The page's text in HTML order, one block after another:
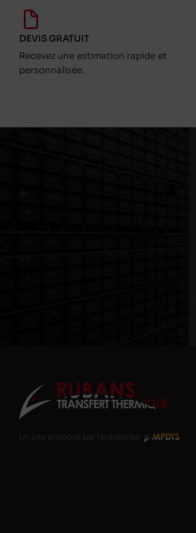
DEVIS GRATUIT
Recevez une estimation rapide et
personnalisée.
Un site proposé par l'entreprise